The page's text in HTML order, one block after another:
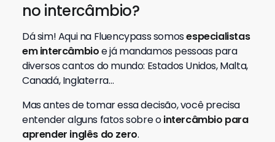
no intercâmbio?
Dá sim! Aqui na Fluencypass somosespecialistas
em intercâmbioe já mandamos pessoas para
diversos cantos do mundo: Estados Unidos, Malta,
Canadá, Inglaterra…
Mas antes de tomar essa decisão, você precisa
entender alguns fatos sobre ointercâmbio para
aprender inglês do zero.